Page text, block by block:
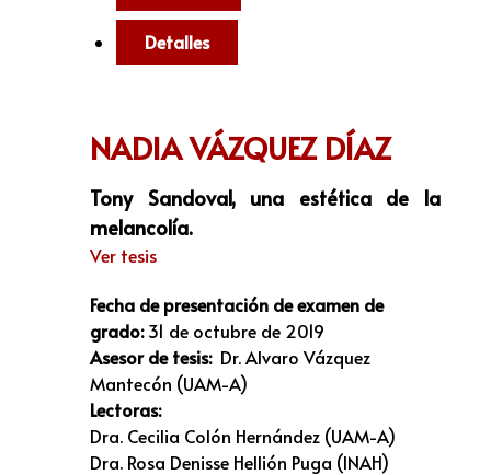
Detalles
NADIA VÁZQUEZ DÍAZ
Tony Sandoval, una estética de la
melancolía.
Ver tesis
Fecha de presentación de examen de
grado:31 de octubre de 2019
Asesor de tesis: Dr. Alvaro Vázquez
Mantecón (UAM-A)
Lectoras:
Dra. Cecilia Colón Hernández (UAM-A)
Dra. Rosa Denisse Hellión Puga (INAH)